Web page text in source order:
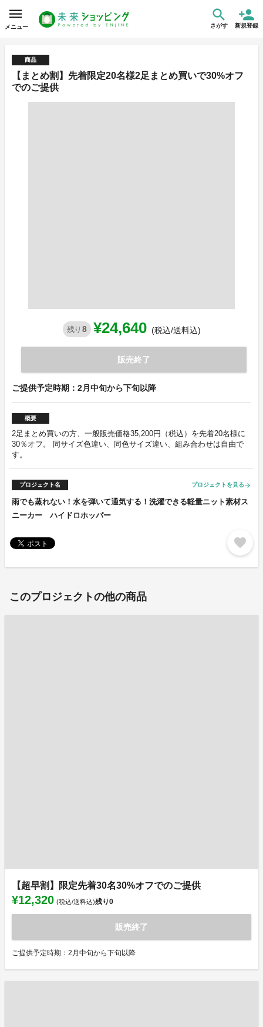
メニュー さがす 新規登録
商品
【まとめ割】先着限定20名様2足まとめ買いで30%オフ
でのご提供
残り 8 ¥24,640 (税込/送料込)
販売終了
ご提供予定時期：2月中旬から下旬以降
概要
2足まとめ買いの方、一般販売価格35,200円（税込）を先着20名様に
30％オフ。 同サイズ色違い、同色サイズ違い、組み合わせは自由で
す。
プロジェクト名 プロジェクトを見る arrow_forward
雨でも蒸れない！水を弾いて通気する！洗濯できる軽量ニット素材ス
ニーカー ハイドロホッパー
favorite
このプロジェクトの他の商品
【超早割】限定先着30名30%オフでのご提供
¥12,320 (税込/送料込)残り0
販売終了
ご提供予定時期：2月中旬から下旬以降